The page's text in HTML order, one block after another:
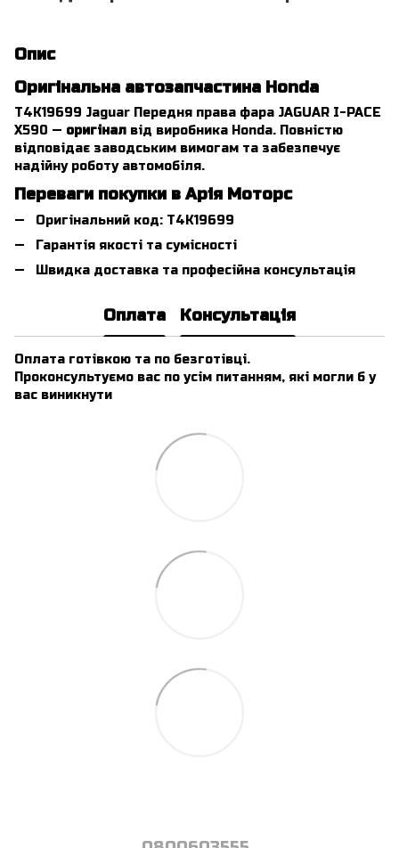
Опис
Оригінальна автозапчастина Honda
T4K19699 Jaguar Передня права фара JAGUAR I-PACE
X590 — оригінал від виробника Honda. Повністю
відповідає заводським вимогам та забезпечує
надійну роботу автомобіля.
Переваги покупки в Арія Моторс
Оригінальний код: T4K19699
Гарантія якості та сумісності
Швидка доставка та професійна консультація
Оплата Консультація
Оплата готівкою та по безготівці.
Проконсультуємо вас по усім питанням, які могли б у
вас виникнути